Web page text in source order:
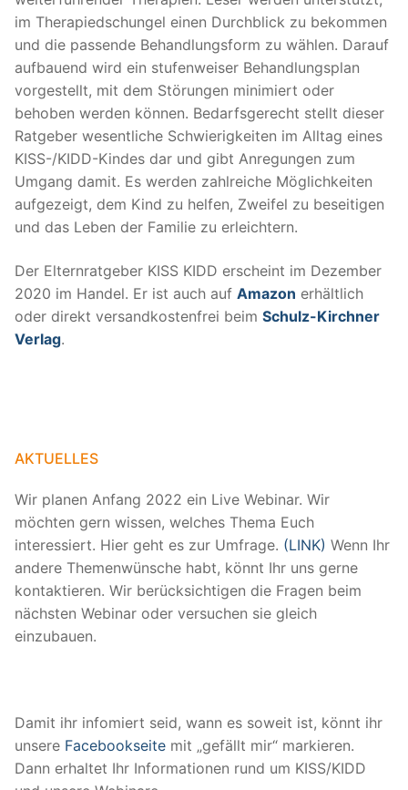
im Therapiedschungel einen Durchblick zu bekommen
und die passende Behandlungsform zu wählen. Darauf
aufbauend wird ein stufenweiser Behandlungsplan
vorgestellt, mit dem Störungen minimiert oder
behoben werden können. Bedarfsgerecht stellt dieser
Ratgeber wesentliche Schwierigkeiten im Alltag eines
KISS-/KIDD-Kindes dar und gibt Anregungen zum
Umgang damit. Es werden zahlreiche Möglichkeiten
aufgezeigt, dem Kind zu helfen, Zweifel zu beseitigen
und das Leben der Familie zu erleichtern.
Der Elternratgeber KISS KIDD erscheint im Dezember
2020 im Handel. Er ist auch auf Amazon erhältlich
oder direkt versandkostenfrei beim Schulz-Kirchner
Verlag.
AKTUELLES
Wir planen Anfang 2022 ein Live Webinar. Wir
möchten gern wissen, welches Thema Euch
interessiert. Hier geht es zur Umfrage. (LINK) Wenn Ihr
andere Themenwünsche habt, könnt Ihr uns gerne
kontaktieren. Wir berücksichtigen die Fragen beim
nächsten Webinar oder versuchen sie gleich
einzubauen.
Damit ihr infomiert seid, wann es soweit ist, könnt ihr
unsere Facebookseite mit „gefällt mir“ markieren.
Dann erhaltet Ihr Informationen rund um KISS/KIDD